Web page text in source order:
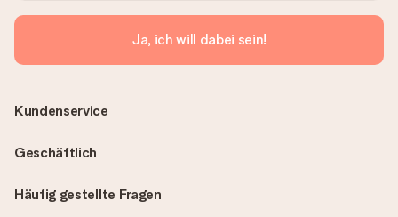
Ja, ich will dabei sein!
Häufig gestellte Fragen
Kundenservice
Geschäftlich